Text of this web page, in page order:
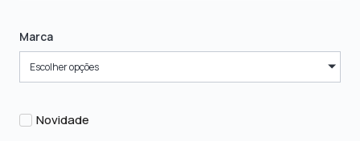
Marca
Escolher opções
Novidade